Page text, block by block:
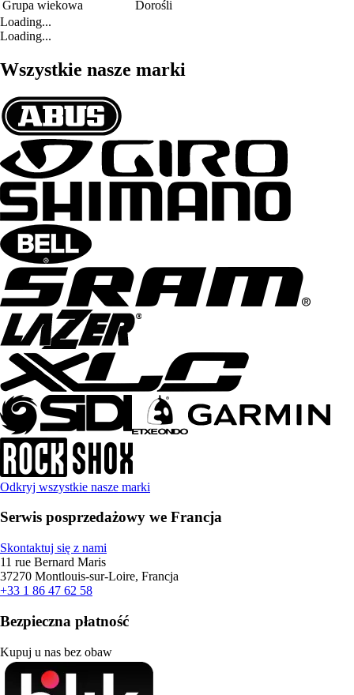
Grupa wiekowa
Dorośli
Loading...
Loading...
Wszystkie nasze marki
Odkryj wszystkie nasze marki
Serwis posprzedażowy we Francja
Skontaktuj się z nami
11 rue Bernard Maris
37270 Montlouis-sur-Loire, Francja
+33 1 86 47 62 58
Bezpieczna płatność
Kupuj u nas bez obaw